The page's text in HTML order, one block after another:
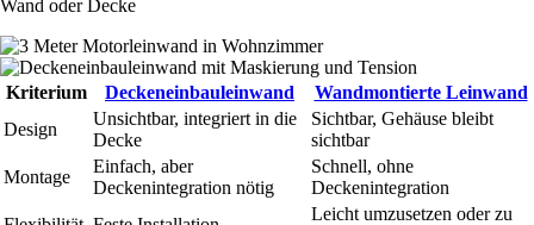
Wand oder Decke
Kriterium Deckeneinbauleinwand
Wandmontierte Leinwand
Design
Unsichtbar, integriert in die
Decke
Sichtbar, Gehäuse bleibt
sichtbar
Montage
Einfach, aber
Deckenintegration nötig
Schnell, ohne
Deckenintegration
Leicht umzusetzen oder zu